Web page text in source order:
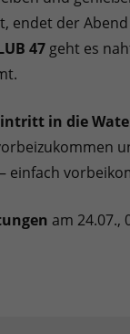
endet der
47 geht es
in die
– einfach
am 24.07.,